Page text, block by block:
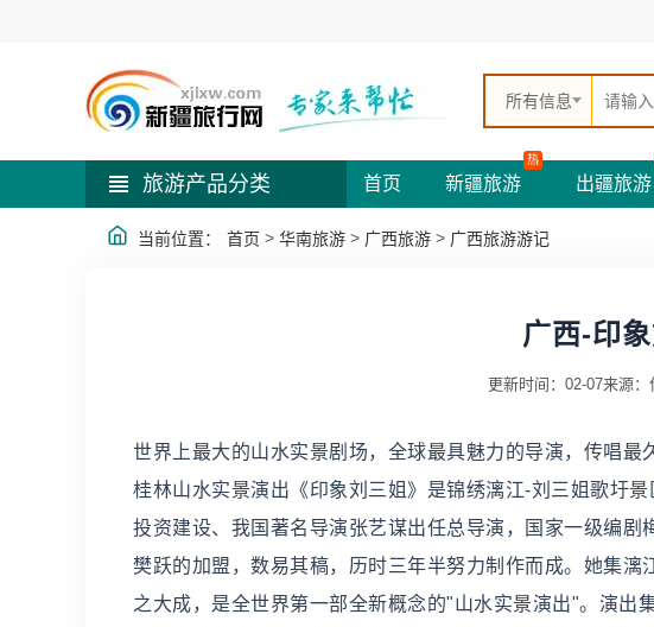
所有信息
旅游产品分类 首页 新疆旅游
热
出疆旅游
当前位置： 首页 > 华南旅游 > 广西旅游 > 广西旅游游记
广西-印
更新时间：02-07来源：
世界上最大的山水实景剧场，全球最具魅力的导演，传唱
桂林山水实景演出《印象刘三姐》是锦绣漓江-刘三姐歌圩
投资建设、我国著名导演张艺谋出任总导演，国家一级编剧
樊跃的加盟，数易其稿，历时三年半努力制作而成。她集
之大成，是全世界第一部全新概念的"山水实景演出"。演出